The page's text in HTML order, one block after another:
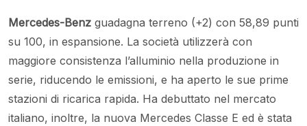
Mercedes-Benz guadagna terreno (+2) con 58,89 punti
su 100, in espansione. La società utilizzerà con
maggiore consistenza l’alluminio nella produzione in
serie, riducendo le emissioni, e ha aperto le sue prime
stazioni di ricarica rapida. Ha debuttato nel mercato
italiano, inoltre, la nuova Mercedes Classe E ed è stata